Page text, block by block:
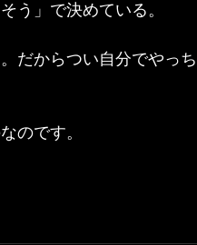
う」で決めている。
だからつい自分でやっ
のです。